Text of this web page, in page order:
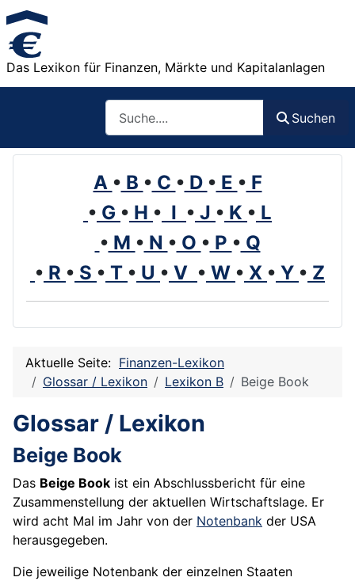
Das Lexikon für Finanzen, Märkte und Kapitalanlagen
Suchen
A • B • C • D • E • F
• G • H • I • J • K • L
• M • N • O • P • Q
• R • S • T • U • V • W • X • Y • Z
Aktuelle Seite: Finanzen-Lexikon
Glossar / Lexikon
Lexikon B Beige Book
Glossar / Lexikon
Beige Book
Das Beige Book ist ein Abschlussbericht für eine
Zusammenstellung der aktuellen Wirtschaftslage. Er
wird acht Mal im Jahr von der Notenbank der USA
herausgegeben.
Die jeweilige Notenbank der einzelnen Staaten